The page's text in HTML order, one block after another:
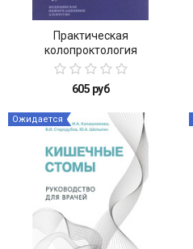
Практическая
колопроктология
605 руб
Ожидается